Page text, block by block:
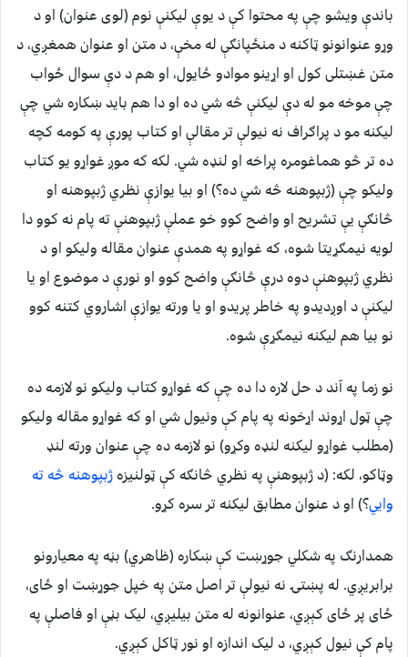
باندې ویشو چې په محتوا کې د یوې لیکنې نوم (لوی عنوان) او د
وړو عنوانونو ټاکنه د منځپانګې له مخې، د متن او عنوان همغږي، د
متن غښتلی کول او اړینو موادو ځایول، او هم د دې سوال ځواب
چې موخه مو له دې لیکنې څه شي ده او دا هم باید ښکاره شي چې
لیکنه مو د پراګراف نه نیولې تر مقالې او کتاب پورې په کومه کچه
ده تر څو هماغومره پراخه او لنډه شي. لکه که موږ غواړو یو کتاب
ولیکو چې (ژبپوهنه څه شي ده؟) او بیا یوازې نظري ژبپوهنه او
څانګې یې تشریح او واضح کوو خو عملې ژبپوهنې ته پام نه کوو دا
لویه نیمګړیتا شوه، که غواړو په همدې عنوان مقاله ولیکو او د
نظري ژبپوهنې دوه درې څانګې واضح کوو او نورې د موضوع او یا
لیکنې د اوږدیدو په خاطر پریدو او یا ورته یوازې اشاروي کتنه کوو
نو بیا هم لیکنه نیمګړې شوه.
نو زما په آند د حل لاره دا ده چې که غواړو کتاب ولیکو نو لازمه ده
چې ټول اړوند اړخونه په پام کې ونیول شي او که غواړو مقاله ولیکو
(مطلب غواړو لیکنه لنډه وکړو) نو لازمه ده چې عنوان ورته لنډ
وټاکو، لکه: (د ژبپوهنې په نظري څانګه کې ټولنیزهژبپوهنه څه ته
وایي؟) او د عنوان مطابق لیکنه تر سره کړو.
همدارنګ په شکلي جوړښت کې ښکاره (ظاهري) بڼه په معیارونو
برابریږي. له پښتۍ نه نیولې تر اصل متن په خپل جوړښت او ځای،
ځای پر ځای کېږي، عنوانونه له متن بیلیږي، لیک بڼې او فاصلې په
پام کې نیول کېږي، د لیک اندازه او نور ټاکل کېږي.